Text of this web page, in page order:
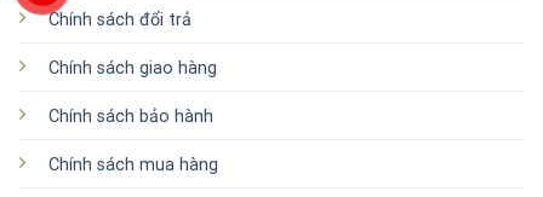
Chính sách đổi trả
Chính sách giao hàng
Chính sách bảo hành
Chính sách mua hàng